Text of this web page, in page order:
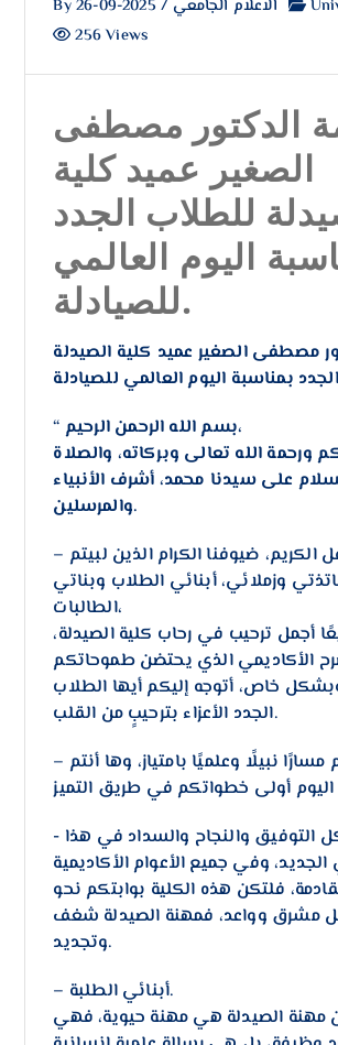
By الاعلام الجامعي /
2025-09-26
256 Views
الدكتور مصطفى
الصغير عميد كلية
للطلاب الجدد
اليوم العالمي
للصيادلة.
مصطفى الصغير عميد كلية الصيدلة
“
بسم الله الرحمن الرحيم،
ورحمة الله تعالى وبركاته، والصلاة
على سيدنا محمد، أشرف الأنبياء
والمرسلين.
– أيها الحفل الكريم، ضيوفنا الكرام الذين لبيتم
وزملائي، أبنائي الطلاب وبناتي
الطالبات،
أجمل ترحيب في رحاب كلية الصيدلة،
الأكاديمي الذي يحتضن طموحاتكم
خاص، أتوجه إليكم أيها الطلاب
الجدد الأعزاء بترحيبٍ من القلب.
– لقد اخترتم مسارًا نبيلًا وعلميًا بامتياز، وها أنتم
​- أتمنى لكم كل التوفيق والنجاح والسداد في هذا
الجديد، وفي جميع الأعوام الأكاديمية
فلتكن هذه الكلية بوابتكم نحو
مشرق وواعد، فمهنة الصيدلة شغف
وتجديد.
– أبنائي الطلبة.
مهنة الصيدلة هي مهنة حيوية، فهي